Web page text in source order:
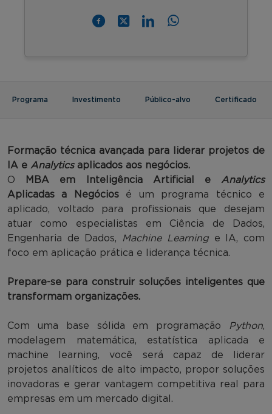
Programa Investimento Público-alvo Certificado
Formação técnica avançada para liderar projetos de
IA e Analyticsaplicados aos negócios.
O
MBA em Inteligência Artificial e Analytics
Aplicadas a Negóciosé um programa técnico e
aplicado, voltado para profissionais que desejam
atuar como especialistas em Ciência de Dados,
Engenharia de Dados,
Machine Learninge IA, com
foco em aplicação prática e liderança técnica.
Prepare-se para construir soluções inteligentes que
transformam organizações.
Com uma base sólida em programação Python,
modelagem matemática, estatística aplicada e
machine learning, você será capaz de liderar
projetos analíticos de alto impacto, propor soluções
inovadoras e gerar vantagem competitiva real para
empresas em um mercado digital.